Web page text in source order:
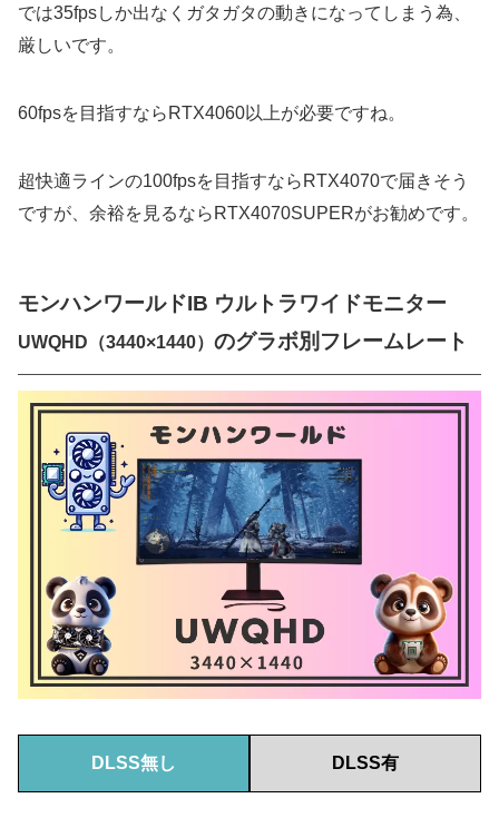
では35fpsしか出なくガタガタの動きになってしまう為、
厳しいです。
60fpsを目指すならRTX4060以上が必要ですね。
超快適ラインの100fpsを目指すならRTX4070で届きそう
ですが、余裕を見るならRTX4070SUPERがお勧めです。
モンハンワールドIB ウルトラワイドモニター
UWQHD（3440×1440） のグラボ別フレームレート
DLSS無し DLSS有